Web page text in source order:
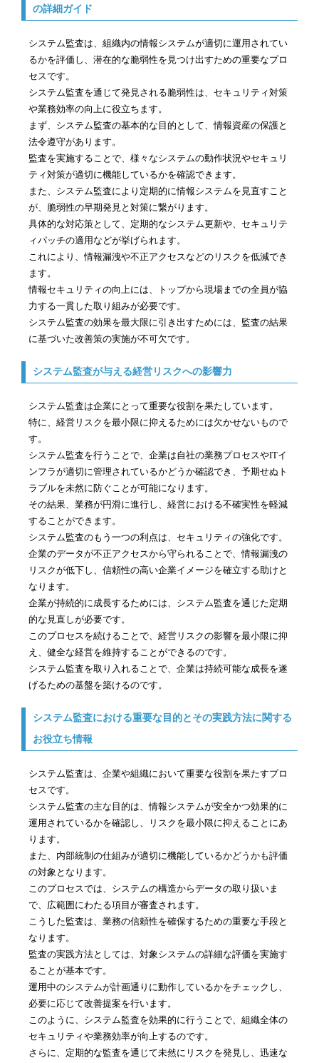
の詳細ガイド
システム監査は、組織内の情報システムが適切に運用されてい
るかを評価し、潜在的な脆弱性を見つけ出すための重要なプロ
セスです。
システム監査を通じて発見される脆弱性は、セキュリティ対策
や業務効率の向上に役立ちます。
まず、システム監査の基本的な目的として、情報資産の保護と
法令遵守があります。
監査を実施することで、様々なシステムの動作状況やセキュリ
ティ対策が適切に機能しているかを確認できます。
また、システム監査により定期的に情報システムを見直すこと
が、脆弱性の早期発見と対策に繋がります。
具体的な対応策として、定期的なシステム更新や、セキュリテ
ィパッチの適用などが挙げられます。
これにより、情報漏洩や不正アクセスなどのリスクを低減でき
ます。
情報セキュリティの向上には、トップから現場までの全員が協
力する一貫した取り組みが必要です。
システム監査の効果を最大限に引き出すためには、監査の結果
に基づいた改善策の実施が不可欠です。
システム監査が与える経営リスクへの影響力
システム監査は企業にとって重要な役割を果たしています。
特に、経営リスクを最小限に抑えるためには欠かせないもので
す。
システム監査を行うことで、企業は自社の業務プロセスやITイ
ンフラが適切に管理されているかどうか確認でき、予期せぬト
ラブルを未然に防ぐことが可能になります。
その結果、業務が円滑に進行し、経営における不確実性を軽減
することができます。
システム監査のもう一つの利点は、セキュリティの強化です。
企業のデータが不正アクセスから守られることで、情報漏洩の
リスクが低下し、信頼性の高い企業イメージを確立する助けと
なります。
企業が持続的に成長するためには、システム監査を通じた定期
的な見直しが必要です。
このプロセスを続けることで、経営リスクの影響を最小限に抑
え、健全な経営を維持することができるのです。
システム監査を取り入れることで、企業は持続可能な成長を遂
げるための基盤を築けるのです。
システム監査における重要な目的とその実践方法に関する
お役立ち情報
システム監査は、企業や組織において重要な役割を果たすプロ
セスです。
システム監査の主な目的は、情報システムが安全かつ効果的に
運用されているかを確認し、リスクを最小限に抑えることにあ
ります。
また、内部統制の仕組みが適切に機能しているかどうかも評価
の対象となります。
このプロセスでは、システムの構造からデータの取り扱いま
で、広範囲にわたる項目が審査されます。
こうした監査は、業務の信頼性を確保するための重要な手段と
なります。
監査の実践方法としては、対象システムの詳細な評価を実施す
ることが基本です。
運用中のシステムが計画通りに動作しているかをチェックし、
必要に応じて改善提案を行います。
このように、システム監査を効果的に行うことで、組織全体の
セキュリティや業務効率が向上するのです。
さらに、定期的な監査を通じて未然にリスクを発見し、迅速な